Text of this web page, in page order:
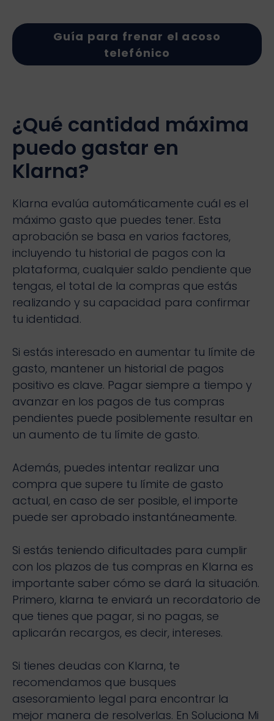
Guía para frenar el acoso
telefónico
¿Qué cantidad máxima
puedo gastar en
Klarna?
Klarna evalúa automáticamente cuál es el
máximo gasto que puedes tener. Esta
aprobación se basa en varios factores,
incluyendo tu historial de pagos con la
plataforma, cualquier saldo pendiente que
tengas, el total de la compras que estás
realizando y su capacidad para confirmar
tu identidad.
Si estás interesado en aumentar tu límite de
gasto, mantener un historial de pagos
positivo es clave. Pagar siempre a tiempo y
avanzar en los pagos de tus compras
pendientes puede posiblemente resultar en
un aumento de tu límite de gasto.
Además, puedes intentar realizar una
compra que supere tu límite de gasto
actual, en caso de ser posible, el importe
puede ser aprobado instantáneamente.
Si estás teniendo dificultades para cumplir
con los plazos de tus compras en Klarna es
importante saber cómo se dará la situación.
Primero, klarna te enviará un recordatorio de
que tienes que pagar, si no pagas, se
aplicarán recargos, es decir, intereses.
Si tienes deudas con Klarna, te
recomendamos que busques
asesoramiento legal para encontrar la
mejor manera de resolverlas. En Soluciona Mi